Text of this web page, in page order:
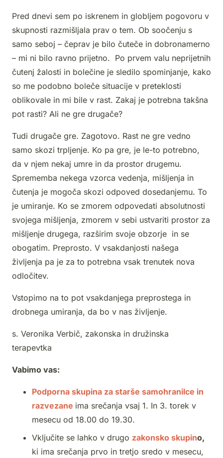
Pred dnevi sem po iskrenem in globljem pogovoru v
skupnosti razmišljala prav o tem. Ob soočenju s
samo seboj – čeprav je bilo čuteče in dobronamerno
– mi ni bilo ravno prijetno. Po prvem valu neprijetnih
čutenj žalosti in bolečine je sledilo spominjanje, kako
so me podobno boleče situacije v preteklosti
oblikovale in mi bile v rast. Zakaj je potrebna takšna
pot rasti? Ali ne gre drugače?
Tudi drugače gre. Zagotovo. Rast ne gre vedno
samo skozi trpljenje. Ko pa gre, je le-to potrebno,
da v njem nekaj umre in da prostor drugemu.
Sprememba nekega vzorca vedenja, mišljenja in
čutenja je mogoča skozi odpoved dosedanjemu. To
je umiranje. Ko se zmorem odpovedati absolutnosti
svojega mišljenja, zmorem v sebi ustvariti prostor za
mišljenje drugega, razširim svoje obzorje in se
obogatim. Preprosto. V vsakdanjosti našega
življenja pa je za to potrebna vsak trenutek nova
odločitev.
Vstopimo na to pot vsakdanjega preprostega in
drobnega umiranja, da bo v nas življenje.
s. Veronika Verbič, zakonska in družinska
terapevtka
Vabimo vas:
Podporna skupina za starše samohranilce in
razvezane ima srečanja vsaj 1. In 3. torek v
mesecu od 18.00 do 19.30.
Vključite se lahko v drugo zakonsko skupino,
ki ima srečanja prvo in tretjo sredo v mesecu,